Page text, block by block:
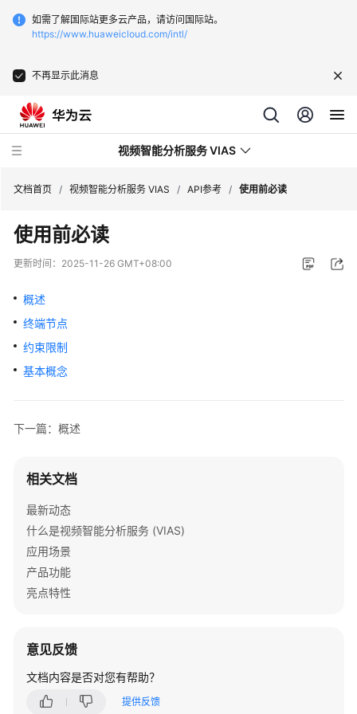
如需了解国际站更多云产品，请访问国际站。
https://www.huaweicloud.com/intl/
不再显示此消息
视频智能分析服务 VIAS
最
新
态
产
品
介
绍
户
南
API
参
使
用
读
概
述
文档首页 / 视频智能分析服务 VIAS / API参考 / 使用前必读
使用前必读
更新时间： 2025-11-26 GMT+08:00
概述
终端节点
约束限制
基本概念
下一篇：概述
相关文档
最新动态
什么是视频智能分析服务 (VIAS)
应用场景
产品功能
亮点特性
意见反馈
文档内容是否对您有帮助？
提供反馈